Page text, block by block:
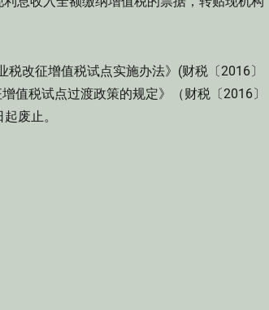
改征增值税试点实施办法》(财税〔2016〕
值税试点过渡政策的规定》（财税〔2016〕
废止。